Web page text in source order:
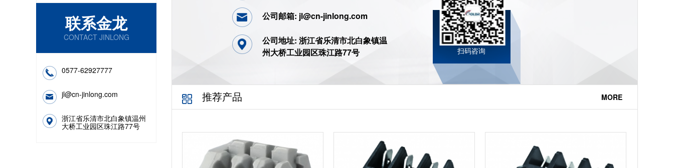
联系金龙
CONTACT JINLONG
0577-62927777
jl@cn-jinlong.com
浙江省乐清市北白象镇温州
大桥工业园区珠江路77号
公司邮箱: jl@cn-jinlong.com
公司地址: 浙江省乐清市北白象镇温
州大桥工业园区珠江路77号
扫码咨询
推荐产品 MORE